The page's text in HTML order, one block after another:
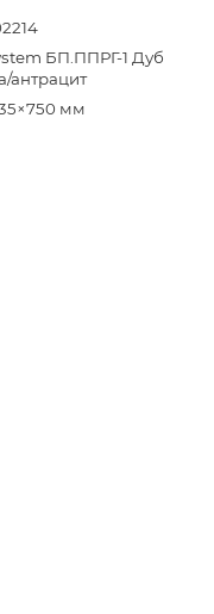
БП.ППРГ-1 Дуб
антрацит
мм